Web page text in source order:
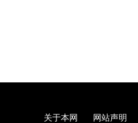
关于本网 网站声明